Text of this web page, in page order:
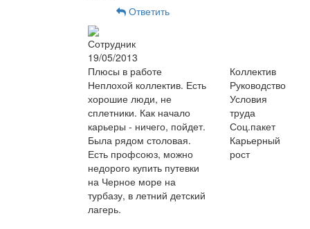
Ответить
Сотрудник
19/05/2013
Плюсы в работе
Неплохой коллектив. Есть
хорошие люди, не
сплетники. Как начало
карьеры - ничего, пойдет.
Была рядом столовая.
Есть профсоюз, можно
недорого купить путевки
на Черное море на
турбазу, в летний детский
лагерь.
Коллектив
Руководство
Условия
труда
Соц.пакет
Карьерный
рост